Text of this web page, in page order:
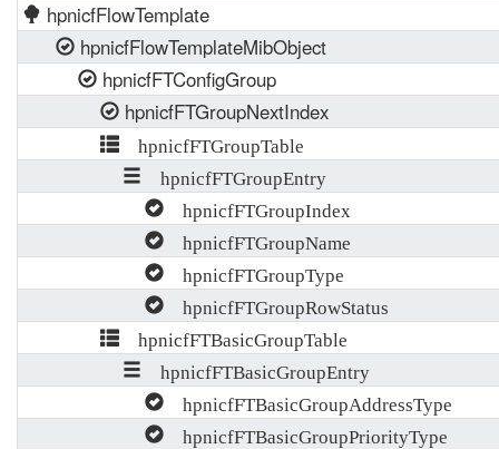
hpnicfFlowTemplate
hpnicfFlowTemplateMibObject
hpnicfFTConfigGroup
hpnicfFTGroupNextIndex
hpnicfFTGroupTable
hpnicfFTGroupEntry
hpnicfFTGroupIndex
hpnicfFTGroupName
hpnicfFTGroupType
hpnicfFTGroupRowStatus
hpnicfFTBasicGroupTable
hpnicfFTBasicGroupEntry
hpnicfFTBasicGroupAddressType
hpnicfFTBasicGroupPriorityType